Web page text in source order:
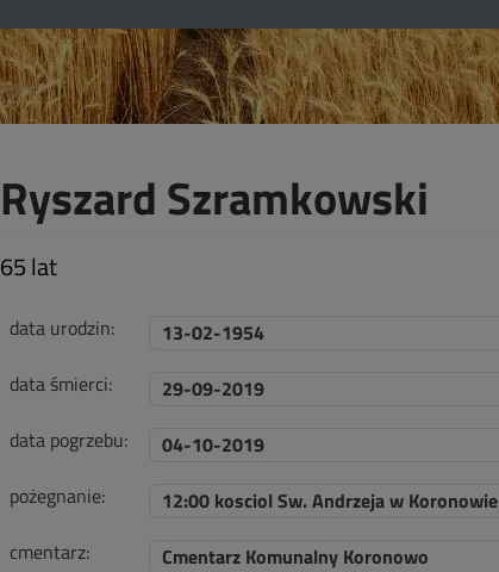
Ryszard Szramkowski
65 lat
data urodzin:
13-02-1954
data śmierci:
29-09-2019
data pogrzebu:
04-10-2019
pożegnanie:
12:00 kosciol Sw. Andrzeja w Koronowie
cmentarz:
Cmentarz Komunalny Koronowo